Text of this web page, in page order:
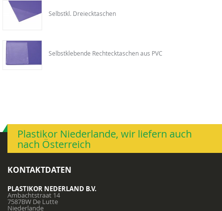
Selbstkl. Dreiecktaschen
Selbstklebende Rechtecktaschen aus PVC
Plastikor Niederlande, wir liefern auch
nach Österreich
KONTAKTDATEN
PLASTIKOR NEDERLAND B.V.
Ambachtstraat 14
7587BW De Lutte
Niederlande